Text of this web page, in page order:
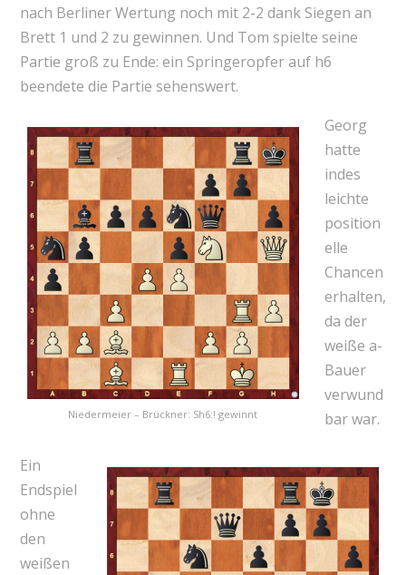
nach Berliner Wertung noch mit 2-2 dank Siegen an
Brett 1 und 2 zu gewinnen. Und Tom spielte seine
Partie groß zu Ende: ein Springeropfer auf h6
beendete die Partie sehenswert.
Niedermeier – Brückner: Sh6:! gewinnt
Georg
hatte
indes
leichte
position
elle
Chancen
erhalten,
da der
weiße a-
Bauer
verwund
bar war.
Ein
Endspiel
ohne
den
weißen